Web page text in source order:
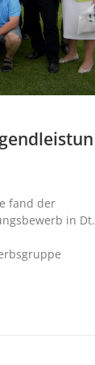
fand der
in Dt.